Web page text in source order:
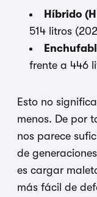
Híbrido
514 litros
frente a 446
Esto no
menos. De por
nos parece
de
es cargar
más fácil de